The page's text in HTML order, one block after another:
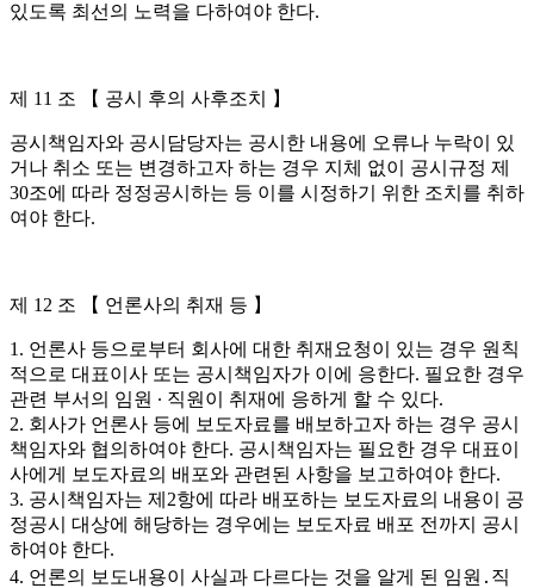
있도록 최선의 노력을 다하여야 한다.
제 11 조 【 공시 후의 사후조치 】
공시책임자와 공시담당자는 공시한 내용에 오류나 누락이 있
거나 취소 또는 변경하고자 하는 경우 지체 없이 공시규정 제
30조에 따라 정정공시하는 등 이를 시정하기 위한 조치를 취하
여야 한다.
제 12 조 【 언론사의 취재 등 】
1. 언론사 등으로부터 회사에 대한 취재요청이 있는 경우 원칙
적으로 대표이사 또는 공시책임자가 이에 응한다. 필요한 경우
관련 부서의 임원 ∙ 직원이 취재에 응하게 할 수 있다.
2. 회사가 언론사 등에 보도자료를 배보하고자 하는 경우 공시
책임자와 협의하여야 한다. 공시책임자는 필요한 경우 대표이
사에게 보도자료의 배포와 관련된 사항을 보고하여야 한다.
3. 공시책임자는 제2항에 따라 배포하는 보도자료의 내용이 공
정공시 대상에 해당하는 경우에는 보도자료 배포 전까지 공시
하여야 한다.
4. 언론의 보도내용이 사실과 다르다는 것을 알게 된 임원․직